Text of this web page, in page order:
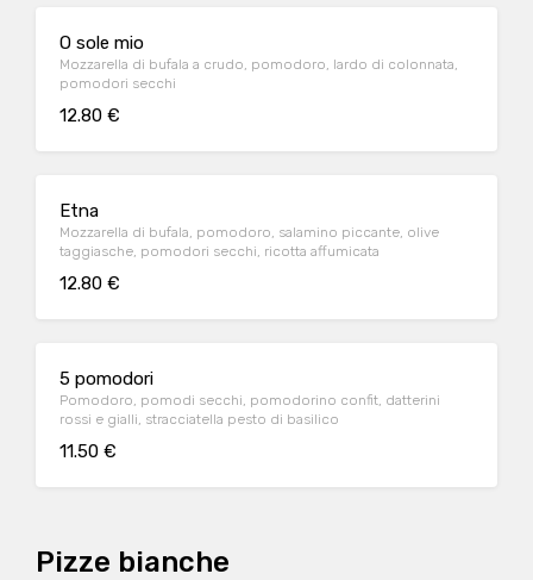
O sole mio
Mozzarella di bufala a crudo, pomodoro, lardo di colonnata,
pomodori secchi
12.80 €
Etna
Mozzarella di bufala, pomodoro, salamino piccante, olive
taggiasche, pomodori secchi, ricotta affumicata
12.80 €
5 pomodori
Pomodoro, pomodi secchi, pomodorino confit, datterini
rossi e gialli, stracciatella pesto di basilico
11.50 €
Pizze bianche